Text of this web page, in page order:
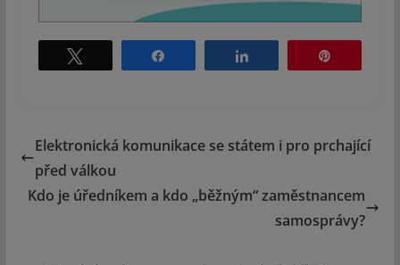
Elektronická komunikace se státem i pro prchající
před válkou
Kdo je úředníkem a kdo „běžným“ zaměstnancem
samosprávy?